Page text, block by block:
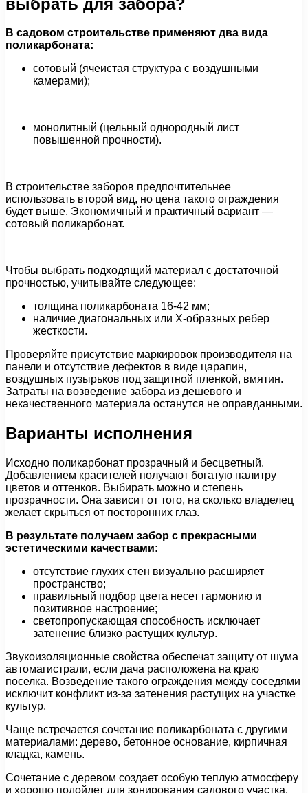
В садовом строительстве применяют два вида
поликарбоната:
сотовый (ячеистая структура с воздушными
камерами);
монолитный (цельный однородный лист
повышенной прочности).
В строительстве заборов предпочтительнее
использовать второй вид, но цена такого ограждения
будет выше. Экономичный и практичный вариант —
сотовый поликарбонат.
Чтобы выбрать подходящий материал с достаточной
прочностью, учитывайте следующее:
толщина поликарбоната 16-42 мм;
наличие диагональных или X-образных ребер
жесткости.
Проверяйте присутствие маркировок производителя на
панели и отсутствие дефектов в виде царапин,
воздушных пузырьков под защитной пленкой, вмятин.
Затраты на возведение забора из дешевого и
некачественного материала останутся не оправданными.
Варианты исполнения
Исходно поликарбонат прозрачный и бесцветный.
Добавлением красителей получают богатую палитру
цветов и оттенков. Выбирать можно и степень
прозрачности. Она зависит от того, на сколько владелец
желает скрыться от посторонних глаз.
В результате получаем забор с прекрасными
эстетическими качествами:
отсутствие глухих стен визуально расширяет
пространство;
правильный подбор цвета несет гармонию и
позитивное настроение;
светопропускающая способность исключает
затенение близко растущих культур.
Звукоизоляционные свойства обеспечат защиту от шума
автомагистрали, если дача расположена на краю
поселка. Возведение такого ограждения между соседями
исключит конфликт из-за затенения растущих на участке
культур.
Чаще встречается сочетание поликарбоната с другими
материалами: дерево, бетонное основание, кирпичная
кладка, камень.
Сочетание с деревом создает особую теплую атмосферу
и хорошо подойдет для зонирования садового участка.